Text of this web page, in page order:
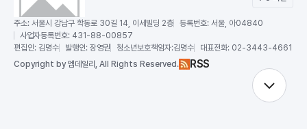
주소: 서울시 강남구 학동로 30길 14, 이세빌딩 2층 등록번호: 서울, 아04840
사업자등록번호: 431-88-00857
편집인: 김명수 발행인: 장영권 청소년보호책임자:김명수 대표전화: 02-3443-4661
Copyright by 엠데일리, All Rights Reserved. RSS